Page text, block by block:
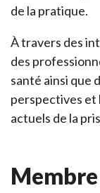
de la pratique.
À travers des
des
santé ainsi que
perspectives et
actuels de la